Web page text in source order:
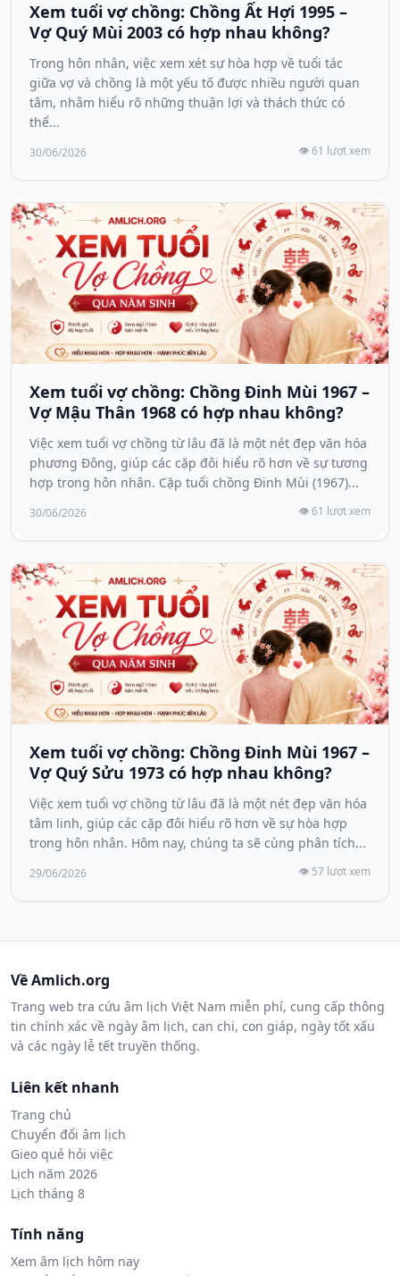
Xem tuổi vợ chồng: Chồng Ất Hợi 1995 –
Vợ Quý Mùi 2003 có hợp nhau không?
Trong hôn nhân, việc xem xét sự hòa hợp về tuổi tác
giữa vợ và chồng là một yếu tố được nhiều người quan
tâm, nhằm hiểu rõ những thuận lợi và thách thức có
thể...
30/06/2026 👁️ 61 lượt xem
Xem tuổi vợ chồng: Chồng Đinh Mùi 1967 –
Vợ Mậu Thân 1968 có hợp nhau không?
Việc xem tuổi vợ chồng từ lâu đã là một nét đẹp văn hóa
phương Đông, giúp các cặp đôi hiểu rõ hơn về sự tương
hợp trong hôn nhân. Cặp tuổi chồng Đinh Mùi (1967)...
30/06/2026 👁️ 61 lượt xem
Xem tuổi vợ chồng: Chồng Đinh Mùi 1967 –
Vợ Quý Sửu 1973 có hợp nhau không?
Việc xem tuổi vợ chồng từ lâu đã là một nét đẹp văn hóa
tâm linh, giúp các cặp đôi hiểu rõ hơn về sự hòa hợp
trong hôn nhân. Hôm nay, chúng ta sẽ cùng phân tích...
29/06/2026 👁️ 57 lượt xem
Về Amlich.org
Trang web tra cứu âm lịch Việt Nam miễn phí, cung cấp thông
tin chính xác về ngày âm lịch, can chi, con giáp, ngày tốt xấu
và các ngày lễ tết truyền thống.
Liên kết nhanh
Trang chủ
Chuyển đổi âm lịch
Gieo quẻ hỏi việc
Lịch năm 2026
Lịch tháng 8
Tính năng
Xem âm lịch hôm nay